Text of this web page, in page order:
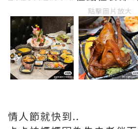
點擊圖片放大
情人節就快到..